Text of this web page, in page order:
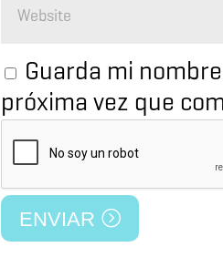
Guarda mi
próxima vez que
ENVIAR